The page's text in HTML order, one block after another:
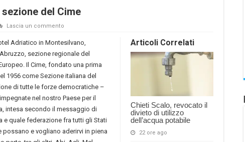
del Cime
Lascia un commento
Articoli Correlati
Chieti Scalo, revocato il
divieto di utilizzo
dell’acqua potabile
22 ore ago
Adriatico in Montesilvano,
sezione regionale del
Il Cime, fondato una prima
1956 come Sezione italiana del
di tutte le forze democratiche –
nel nostro Paese per il
intesa secondo il messaggio di
e quale federazione fra tutti gli Stati
e vogliano aderirvi in piena